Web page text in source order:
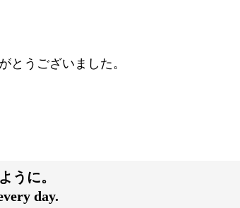
とうございました。
うに。
day.